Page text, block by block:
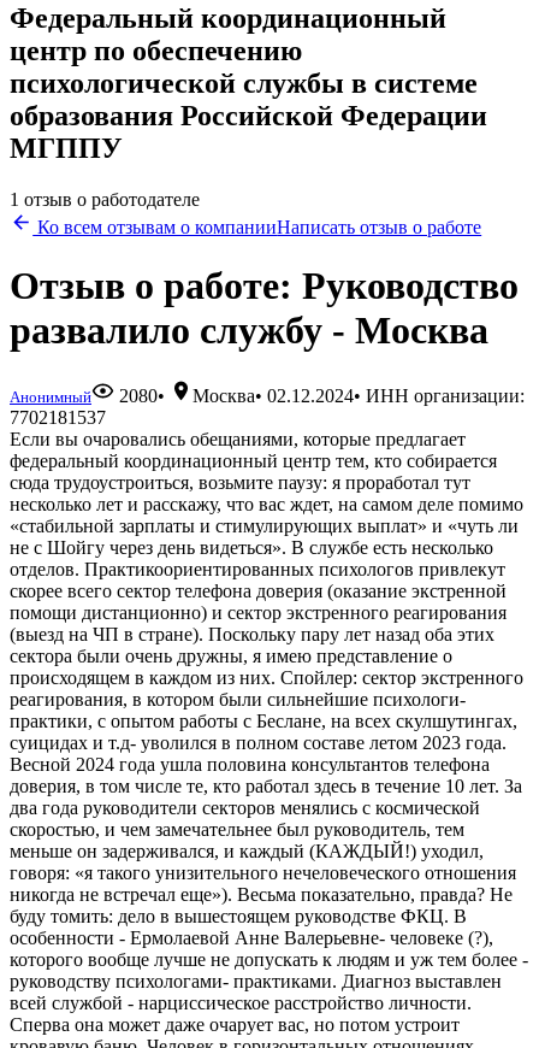
Федеральный координационный
центр по обеспечению
психологической службы в системе
образования Российской Федерации
МГППУ
1 отзыв о работодателе
Ко всем отзывам о компанииНаписать отзыв о работе
Отзыв о работе: Руководство
развалило службу - Москва
Анонимный 2080• Москва•02.12.2024• ИНН организации:
7702181537
Если вы очаровались обещаниями, которые предлагает
федеральный координационный центр тем, кто собирается
сюда трудоустроиться, возьмите паузу: я проработал тут
несколько лет и расскажу, что вас ждет, на самом деле помимо
«стабильной зарплаты и стимулирующих выплат» и «чуть ли
не с Шойгу через день видеться». В службе есть несколько
отделов. Практикоориентированных психологов привлекут
скорее всего сектор телефона доверия (оказание экстренной
помощи дистанционно) и сектор экстренного реагирования
(выезд на ЧП в стране). Поскольку пару лет назад оба этих
сектора были очень дружны, я имею представление о
происходящем в каждом из них. Спойлер: сектор экстренного
реагирования, в котором были сильнейшие психологи-
практики, с опытом работы с Беслане, на всех скулшутингах,
суицидах и т.д- уволился в полном составе летом 2023 года.
Весной 2024 года ушла половина консультантов телефона
доверия, в том числе те, кто работал здесь в течение 10 лет. За
два года руководители секторов менялись с космической
скоростью, и чем замечательнее был руководитель, тем
меньше он задерживался, и каждый (КАЖДЫЙ!) уходил,
говоря: «я такого унизительного нечеловеческого отношения
никогда не встречал еще»). Весьма показательно, правда? Не
буду томить: дело в вышестоящем руководстве ФКЦ. В
особенности - Ермолаевой Анне Валерьевне- человеке (?),
которого вообще лучше не допускать к людям и уж тем более -
руководству психологами- практиками. Диагноз выставлен
всей службой - нарциссическое расстройство личности.
Сперва она может даже очарует вас, но потом устроит